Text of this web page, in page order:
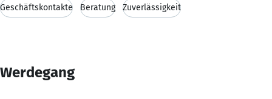
Geschäftskontakte Beratung Zuverlässigkeit
Werdegang